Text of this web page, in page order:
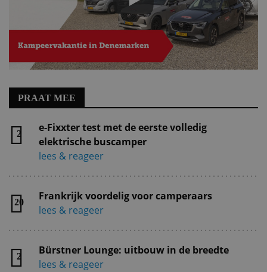
PRAAT MEE
2
e-Fixxter test met de eerste volledig
elektrische buscamper
lees & reageer
20
Frankrijk voordelig voor camperaars
lees & reageer
2
Bürstner Lounge: uitbouw in de breedte
lees & reageer